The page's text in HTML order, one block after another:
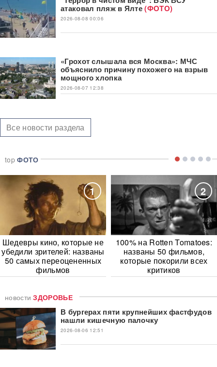
атаковал пляж в Ялте(ФОТО)
2026-08-08 00:06
«Грохот слышала вся Москва»: МЧС
объяснило причину похожего на взрыв
мощного хлопка
2026-08-07 12:38
Все новости раздела
topФОТО
1
Шедевры кино, которые не
убедили зрителей: названы
50 самых переоцененных
фильмов
2
100% на Rotten Tomatoes:
названы 50 фильмов,
которые покорили всех
критиков
новостиЗДОРОВЬЕ
В бургерах пяти крупнейших фастфудов
нашли кишечную палочку
2026-08-06 12:51